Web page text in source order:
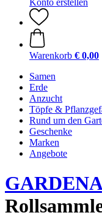
Konto erstellen
Warenkorb € 0,00
Samen
Erde
Anzucht
Töpfe &
Rund um den
Geschenke
Marken
Angebote
GARDENA